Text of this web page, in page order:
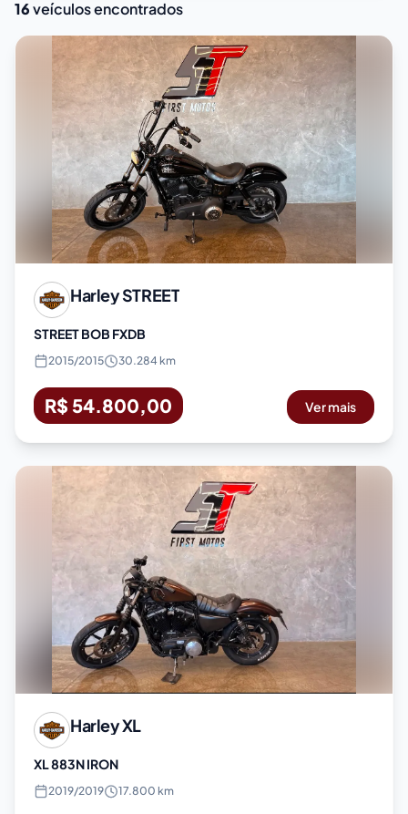
16veículos encontrados
HarleySTREET
STREET BOB FXDB
2015/2015 30.284 km
R$ 54.800,00 Ver mais
HarleyXL
XL 883N IRON
2019/2019 17.800 km